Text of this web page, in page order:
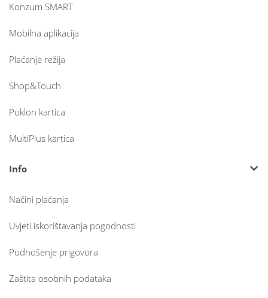
Konzum SMART
Mobilna aplikacija
Plaćanje režija
Shop&Touch
Poklon kartica
MultiPlus kartica
Info
Načini plaćanja
Uvjeti iskorištavanja pogodnosti
Podnošenje prigovora
Zaštita osobnih podataka